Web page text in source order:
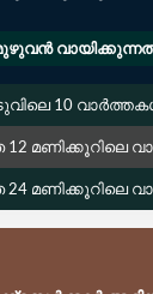
10
12 മണിക്കൂറിലെ
24 മണിക്കൂറിലെ